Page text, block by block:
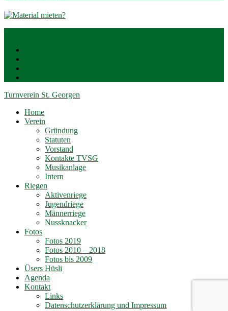
Turnverein St. Georgen
Home
Verein
Gründung
Statuten
Vorstand
Kontakte TVSG
Musikanlage
Intern
Riegen
Aktivenriege
Jugendriege
Männerriege
Nussknacker
Fotos
Fotos 2019
Fotos 2010 – 2018
Fotos bis 2009
Üsers Hüsli
Agenda
Kontakt
Links
Datenschutzerklärung und Impressum